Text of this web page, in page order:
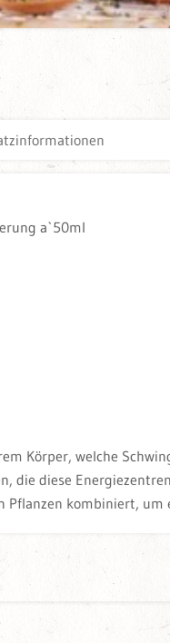
a`50ml
Körper, welche
die diese
kombiniert,